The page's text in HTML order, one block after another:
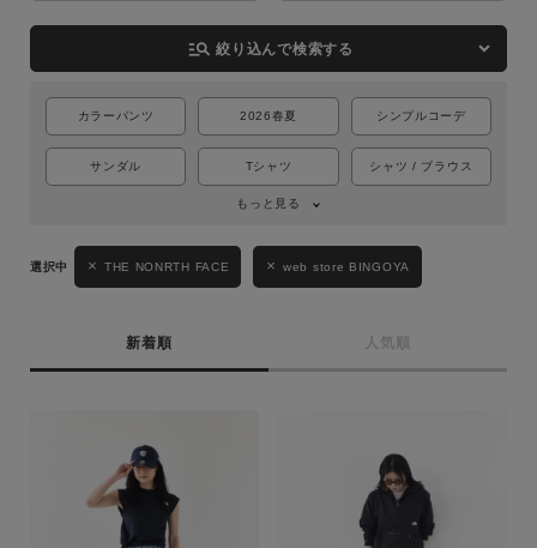
詳細検索
manage_search 絞り込んで検索する
カラーパンツ 2026春夏 シンプルコーデ
サンダル Tシャツ シャツ / ブラウス
もっと見る
THE NONRTH FACE web store BINGOYA
新着順 人気順